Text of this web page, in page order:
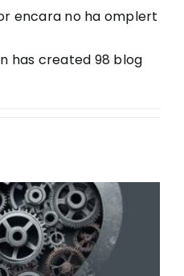
encara no ha omplert
has created 98 blog